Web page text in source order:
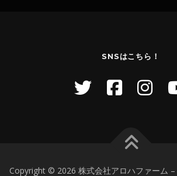
SNSはこちら！
Copyright © 2026 株式会社アロハファーム –